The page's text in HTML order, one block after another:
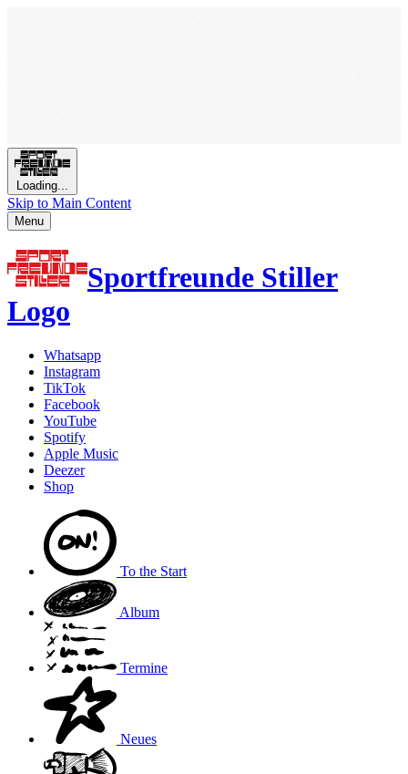
Loading...
Skip to Main Content
Menu
Sportfreunde Stiller
Logo
Whatsapp
Instagram
TikTok
Facebook
YouTube
Spotify
Apple Music
Deezer
Shop
To the Start
Album
Termine
Neues